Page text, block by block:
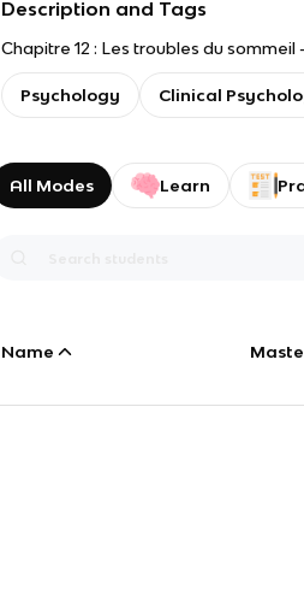
Description and Tags
Chapitre 12 : Les troubles du sommeil
Psychology Clinical
All Modes Learn
Name